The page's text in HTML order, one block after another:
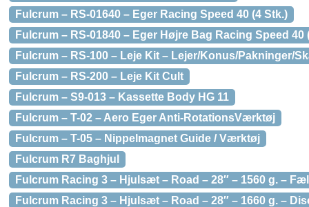
Fulcrum – RS-01640 – Eger Racing Speed 40 (4 Stk.)
Fulcrum – RS-01840 – Eger Højre Bag Racing Speed 40
Fulcrum – RS-100 – Leje Kit – Lejer/Konus/Pakninger/
Fulcrum – RS-200 – Leje Kit Cult
Fulcrum – S9-013 – Kassette Body HG 11
Fulcrum – T-02 – Aero Eger Anti-RotationsVærktøj
Fulcrum – T-05 – Nippelmagnet Guide / Værktøj
Fulcrum R7 Baghjul
Fulcrum Racing 3 – Hjulsæt – Road – 28″ – 1560 g. –
Fulcrum Racing 3 – Hjulsæt – Road – 28″ – 1660 g. –